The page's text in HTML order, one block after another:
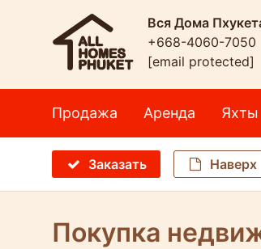
Вся Дома
+668-4060-7050
[email protected]
Продажа Аренда Яхты
Заказать Наверх
Покупка